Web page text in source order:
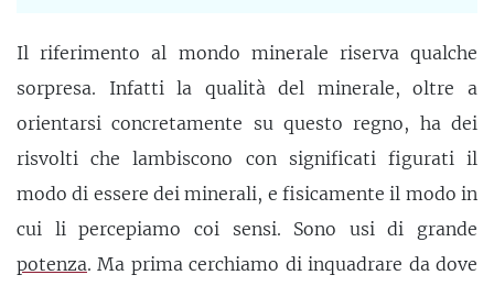
Il riferimento al mondo minerale riserva qualche
sorpresa. Infatti la qualità del minerale, oltre a
orientarsi concretamente su questo regno, ha dei
risvolti che lambiscono con significati figurati il
modo di essere dei minerali, e fisicamente il modo in
cui li percepiamo coi sensi. Sono usi di grande
potenza. Ma prima cerchiamo di inquadrare da dove